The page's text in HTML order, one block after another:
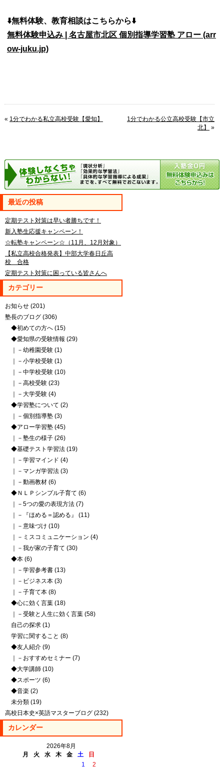
⬇️無料体験、教育相談はこちらから⬇️
無料体験申込み | 名古屋市北区 個別指導学習塾 アロー (arr
ow-juku.jp)
« 1分でわかる私立高校受験【愛知】
1分でわかる公立高校受験【市立
北】
»
最近の投稿
定期テスト対策は早い者勝ちです！
新入塾生応援キャンペーン！
☆転塾キャンペーン☆（11月、12月対象）
【私立高校合格発表】中部大学春日丘高
校 合格
定期テスト対策に困っている皆さんへ
カテゴリー
お知らせ (201)
塾長のブログ (306)
◆初めての方へ(15)
◆愛知県の受験情報 (29)
｜－幼稚園受験(1)
｜－小学校受験(1)
｜－中学校受験(10)
｜－高校受験(23)
｜－大学受験(4)
◆学習塾について (2)
｜－個別指導塾(3)
◆アロー学習塾(45)
｜－塾生の様子(26)
◆基礎テスト学習法(19)
｜－学習マインド (4)
｜－マンガ学習法(3)
｜－動画教材(6)
◆ＮＬＰシンプル子育て (6)
｜－5つの愛の表現方法(7)
｜－『ほめる＝認める』
(11)
｜－意味づけ (10)
｜－ミスコミュニケーション (4)
｜－我が家の子育て (30)
◆本(6)
｜－学習参考書(13)
｜－ビジネス本(3)
｜－子育て本(8)
◆心に効く言葉(18)
｜－受験と人生に効く言葉(58)
自己の探求(1)
学習に関すること (8)
◆友人紹介(9)
｜－おすすめセミナー (7)
◆大学講師(10)
◆スポーツ (6)
◆音楽(2)
未分類(19)
高校日本史×英語マスターブログ (232)
カレンダー
2026年8月
月
火 水 木 金 土
日
1
2